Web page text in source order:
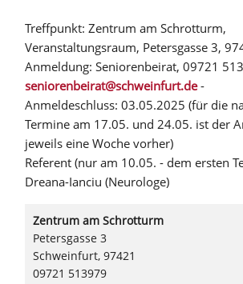
Treffpunkt: Zentrum am Schrotturm,
Veranstaltungsraum, Petersgasse 3,
Anmeldung: Seniorenbeirat, 09721
seniorenbeirat@schweinfurt.de-
Anmeldeschluss: 03.05.2025 (für die
Termine am 17.05. und 24.05. ist der
jeweils eine Woche vorher)
Referent (nur am 10.05. - dem ersten
Dreana-Ianciu (Neurologe)
Zentrum am Schrotturm
Petersgasse 3
Schweinfurt, 97421
09721 513979